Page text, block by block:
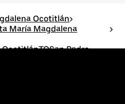
Ocotitlán>
María Magdalena
>
Pedro